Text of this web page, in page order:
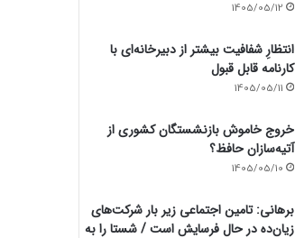
1405/05/12
انتظارِ شفافیت بیشتر از دبیرخانه‌ای با
کارنامه قابل قبول
1405/05/11
خروج خاموش بازنشستگان کشوری از
آتیه‌سازان حافظ؟
1405/05/10
برهانی: تامین اجتماعی زیر بار شرکت‌های
زیان‌ده در حال فرسایش است / شستا را به